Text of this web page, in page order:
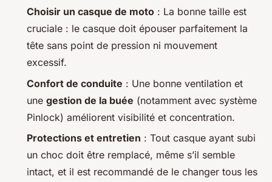
Choisir un casque de moto : La bonne taille est
cruciale : le casque doit épouser parfaitement la
tête sans point de pression ni mouvement
excessif.
Confort de conduite : Une bonne ventilation et
une gestion de la buée (notamment avec système
Pinlock) améliorent visibilité et concentration.
Protections et entretien : Tout casque ayant subi
un choc doit être remplacé, même s’il semble
intact, et il est recommandé de le changer tous les